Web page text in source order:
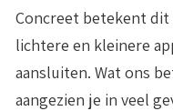
Concreet betekent
lichtere en kleinere
aansluiten. Wat ons
aangezien je in veel